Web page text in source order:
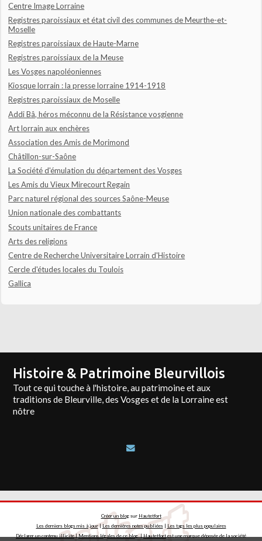
Centre Image Lorraine
Registres paroissiaux et état civil des communes de Meurthe-et-
Moselle
Registres paroissiaux de Haute-Marne
Registres paroissiaux de la Meuse
Les Vosges napoléoniennes
Kiosque lorrain : la presse lorraine 1914-1918
Registres paroissiaux de Moselle
Addi Bâ, héros méconnu de la Résistance vosgienne
Art lorrain aux enchères
Association des Amis de Morimond
Châtillon-sur-Saône
La Société d'émulation du département des Vosges
Les Amis du Vieux Mirecourt Regain
Parc naturel régional des sources Saône-Meuse
Union nationale des combattants
Scouts unitaires de France
Arts des religions
Centre de Recherche Universitaire Lorrain d'Histoire
Cercle d'études locales du Toulois
Gallica
Histoire & Patrimoine Bleurvillois
Tout ce qui touche à l'histoire, au patrimoine et aux
traditions de Bleurville, des Vosges et de la Lorraine est
nôtre
Créer un blogsur Hautetfort
Les derniers blogs mis à jour|Les dernières notes publiées| Les tags les plus populaires
Déclarer un contenu illicite|Mentions légales de ce blog | Hautetfort est une marque déposée de la société